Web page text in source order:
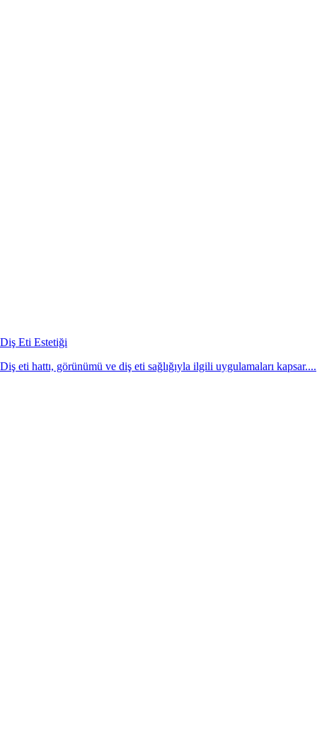
Diş Eti Estetiği
Diş eti hattı, görünümü ve diş eti sağlığıyla ilgili uygulamaları kapsar....